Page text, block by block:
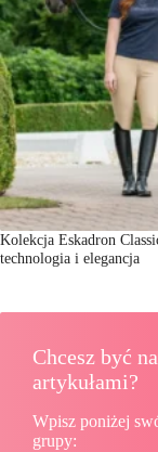
Kolekcja Eskadron
technologia i elegancja
Chcesz być
artykułami?
Wpisz poniżej
grupy: